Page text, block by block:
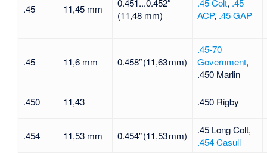
.45 11,45 mm
(11,48 mm)
ACP, .45 GAP
.45 11,6 mm 0.458″ (11,63 mm)
.45-70
Government,
.450 Marlin
.450 11,43 .450 Rigby
.454 11,53 mm 0.454″ (11,53 mm) .45 Long Colt,
.454 Casull